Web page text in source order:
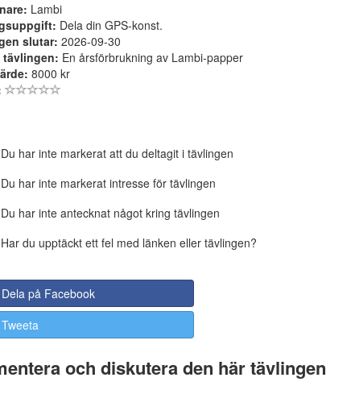
Lambi
Dela din GPS-konst.
slutar: 2026-09-30
tävlingen: En årsförbrukning av Lambi-papper
8000 kr
Du har inte markerat att du deltagit i tävlingen
Du har inte markerat intresse för tävlingen
Du har inte antecknat något kring tävlingen
Har du upptäckt ett fel med länken eller tävlingen?
Dela på Facebook
Tweeta
och diskutera den här tävlingen